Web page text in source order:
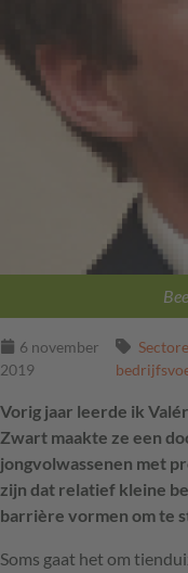
6 november
2019
Vorig jaar leerde ik
Zwart maakte ze een
jongvolwassenen met
zijn dat relatief kleine
barrière vormen om te
Soms gaat het om